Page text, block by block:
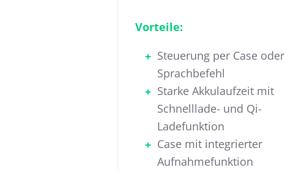
Vorteile:
Steuerung per Case oder
Sprachbefehl
Starke Akkulaufzeit mit
Schnelllade- und Qi-
Ladefunktion
Case mit integrierter
Aufnahmefunktion